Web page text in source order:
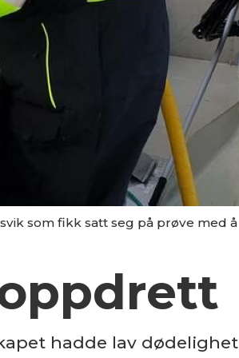
som fikk satt seg på prøve med å
hadde lav dødelighet